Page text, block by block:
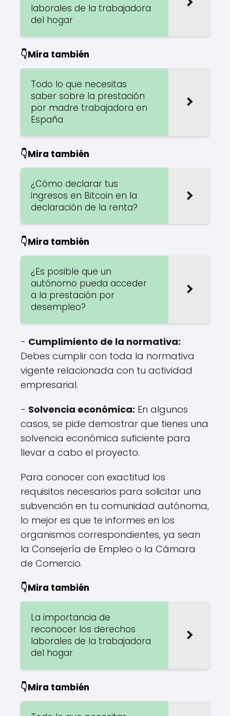
laborales de la trabajadora
del hogar
👇Mira también
Todo lo que necesitas
saber sobre la prestación
por madre trabajadora en
España
👇Mira también
¿Cómo declarar tus
ingresos en Bitcoin en la
declaración de la renta?
👇Mira también
¿Es posible que un
autónomo pueda acceder
a la prestación por
desempleo?
- Cumplimiento de la normativa:
Debes cumplir con toda la normativa
vigente relacionada con tu actividad
empresarial.
- Solvencia económica: En algunos
casos, se pide demostrar que tienes una
solvencia económica suficiente para
llevar a cabo el proyecto.
Para conocer con exactitud los
requisitos necesarios para solicitar una
subvención en tu comunidad autónoma,
lo mejor es que te informes en los
organismos correspondientes, ya sean
la Consejería de Empleo o la Cámara
de Comercio.
👇Mira también
La importancia de
reconocer los derechos
laborales de la trabajadora
del hogar
👇Mira también